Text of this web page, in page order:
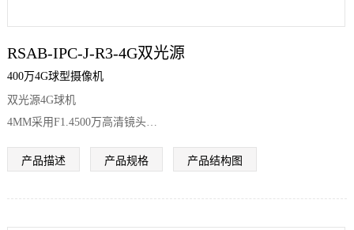
RSAB-IPC-J-R3-4G双光源
400万4G球型摄像机
双光源4G球机
4MM采用F1.4500万高清镜头
6MM采用F1.8
500万高清镜头
产品描述 产品规格 产品结构图